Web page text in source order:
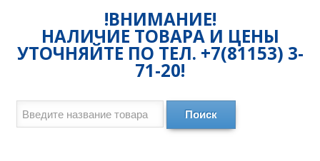
!ВНИМАНИЕ!
НАЛИЧИЕ ТОВАРА И ЦЕНЫ
УТОЧНЯЙТЕ ПО ТЕЛ. +7(81153) 3-
71-20!
Поиск